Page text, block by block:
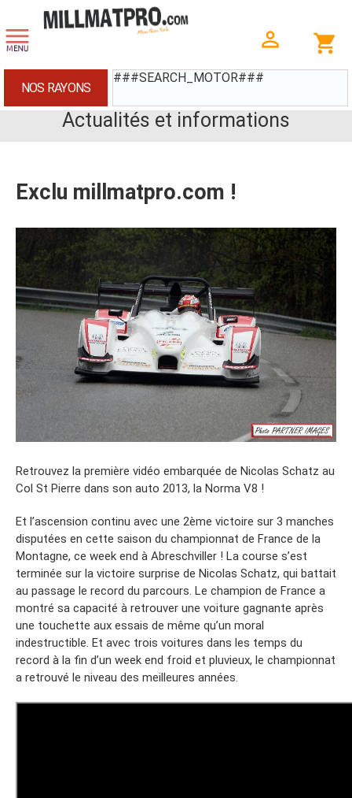
###SEARCH_MOTOR###
NOS RAYONS
Actualités et informations
Exclu millmatpro.com !
Retrouvez la première vidéo embarquée de Nicolas Schatz au
Col St Pierre dans son auto 2013, la Norma V8 !
Et l’ascension continu avec une 2ème victoire sur 3 manches
disputées en cette saison du championnat de France de la
Montagne, ce week end à Abreschviller ! La course s’est
terminée sur la victoire surprise de Nicolas Schatz, qui battait
au passage le record du parcours. Le champion de France a
montré sa capacité à retrouver une voiture gagnante après
une touchette aux essais de même qu’un moral
indestructible. Et avec trois voitures dans les temps du
record à la fin d’un week end froid et pluvieux, le championnat
a retrouvé le niveau des meilleures années.